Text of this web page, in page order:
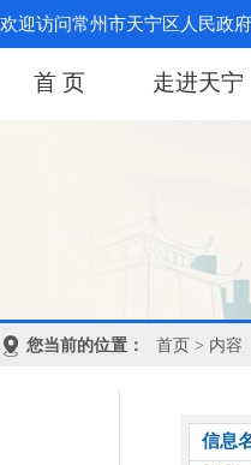
欢迎访问常州市天宁区人民政府
首 页 走进天宁
您当前的位置： 首页 > 内容
信息